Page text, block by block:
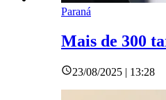
Paraná
Mais de 300
23/08/2025 | 13:28